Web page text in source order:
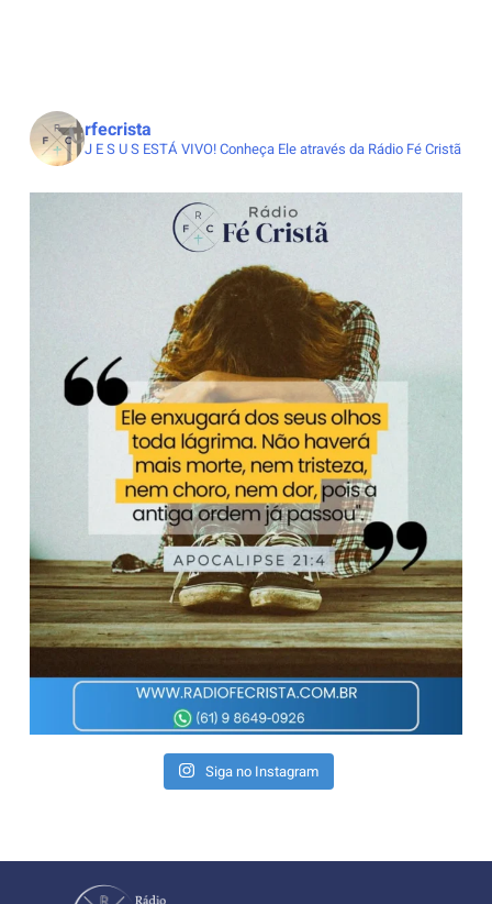
rfecrista
J E S U S ESTÁ VIVO!Conheça Ele através da Rádio Fé Cristã
Siga no Instagram